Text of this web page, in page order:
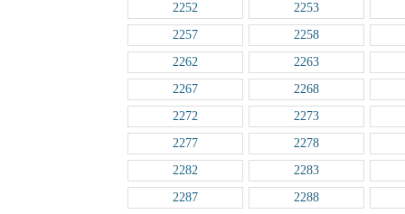
2252
2253
2257
2258
2262
2263
2267
2268
2272
2273
2277
2278
2282
2283
2287
2288